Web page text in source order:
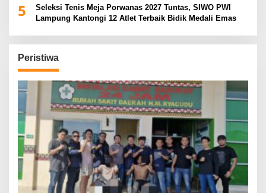
5
Seleksi Tenis Meja Porwanas 2027 Tuntas, SIWO PWI
Lampung Kantongi 12 Atlet Terbaik Bidik Medali Emas
Peristiwa